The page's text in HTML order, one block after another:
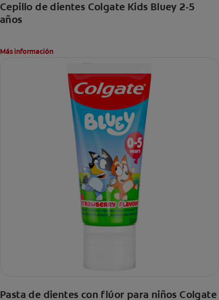
Cepillo de dientes Colgate Kids Bluey 2-5
años
Más información
Pasta de dientes con flúor para niños Colgate